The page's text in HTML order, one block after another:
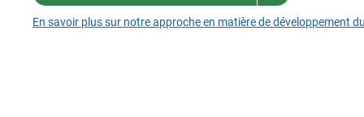
En savoir plus sur notre approche en matière de développement